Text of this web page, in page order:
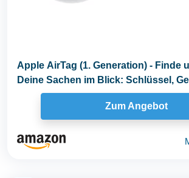
Apple AirTag (1. Generation) - Finde
Deine Sachen im Blick: Schlüssel,
Zum Angebot